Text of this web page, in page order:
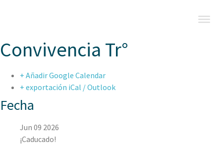
Convivencia Tr°
+ Añadir Google Calendar
+ exportación iCal / Outlook
Fecha
Jun 09 2026
¡Caducado!